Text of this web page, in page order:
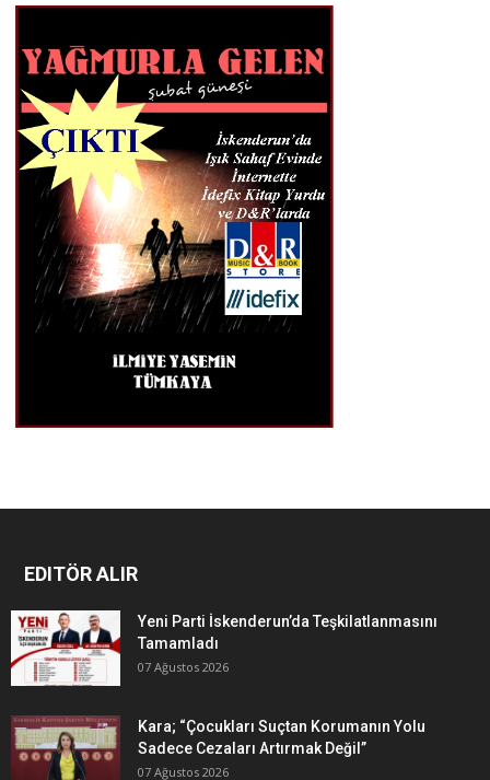
EDITÖR ALIR
Yeni Parti İskenderun’da Teşkilatlanmasını
Tamamladı
07 Ağustos 2026
Kara; “Çocukları Suçtan Korumanın Yolu
Sadece Cezaları Artırmak Değil”
07 Ağustos 2026